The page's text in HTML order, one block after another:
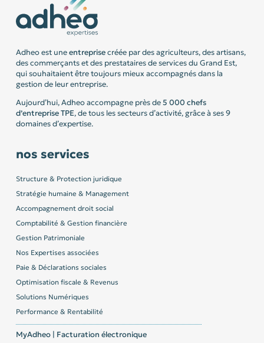
Adheo est uneentreprisecréée par des agriculteurs, des artisans,
des commerçants et des prestataires de services du Grand Est,
qui souhaitaient être toujours mieux accompagnés dans la
gestion de leur entreprise.
Aujourd’hui, Adheo accompagne près de5 000 chefs
d’entrepriseTPE, de tous les secteurs d’activité, grâce à ses 9
domaines d’expertise.
nos services
Structure & Protection juridique
Stratégie humaine & Management
Accompagnement droit social
Comptabilité & Gestion financière
Gestion Patrimoniale
Nos Expertises associées
Paie & Déclarations sociales
Optimisation fiscale & Revenus
Solutions Numériques
Performance & Rentabilité
MyAdheo | Facturation électronique